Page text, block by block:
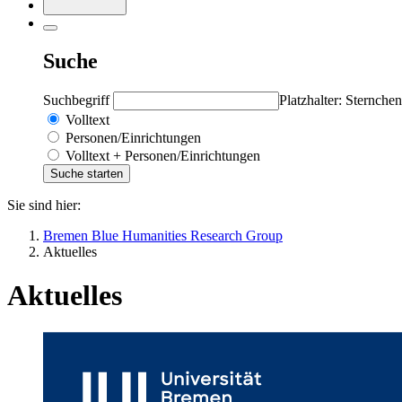
Suche
Suchbegriff
Platzhalter:
Volltext
Personen/Einrichtungen
Volltext + Personen/Einrichtungen
Sie sind hier:
Bremen Blue Humanities Research Group
Aktuelles
Aktuelles